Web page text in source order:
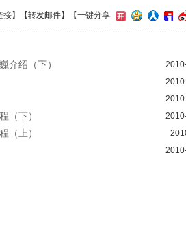
接】【转发邮件】 【一键分享
介绍（下）
（下）
（上）